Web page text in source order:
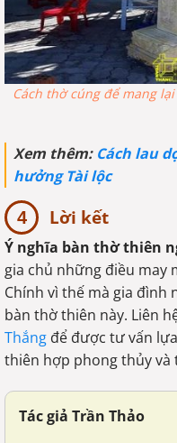
Cách thờ cúng để mang
Xem thêm: Cách lau
hưởng Tài lộc
Lời kết
Ý nghĩa bàn thờ thiên
gia chủ những điều may
Chính vì thế mà gia đình
bàn thờ thiên này. Liên
Thắng để được tư vấn
thiên hợp phong thủy và
Tác giả Trần Thảo